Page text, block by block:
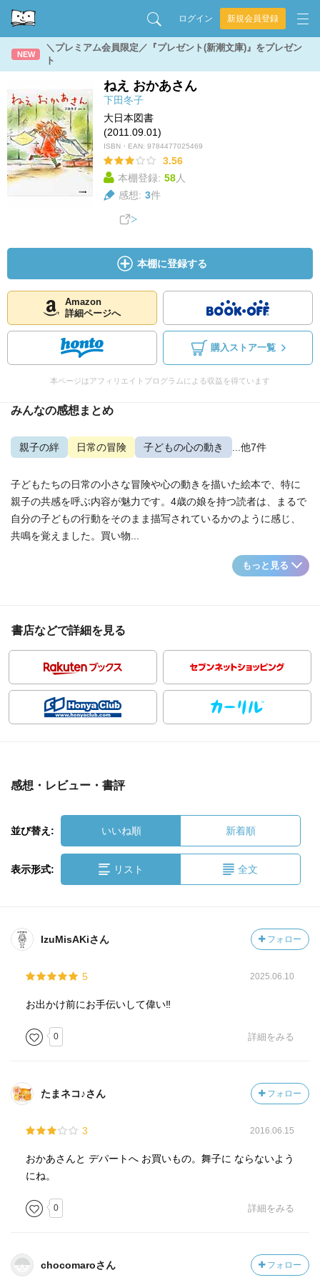
ログイン 新規会員登録
NEW
＼プレミアム会員限定／『プレゼント(新潮文庫)』をプレゼン
ト
ねえ おかあさん
下田冬子
大日本図書
(2011.09.01)
ISBN・EAN: 9784477025469
3.56
本棚登録: 58人
感想: 3件
本棚に登録する
Amazon
詳細ページへ
購入ストア一覧
本ページはアフィリエイトプログラムによる収益を得ています
みんなの感想まとめ
親子の絆 日常の冒険 子どもの心の動き ...他7件
子どもたちの日常の小さな冒険や心の動きを描いた絵本で、特に
親子の共感を呼ぶ内容が魅力です。4歳の娘を持つ読者は、まるで
自分の子どもの行動をそのまま描写されているかのように感じ、
共鳴を覚えました。買い物...
もっと見る
書店などで詳細を見る
感想・レビュー・書評
並び替え: いいね順 新着順
表示形式: リスト 全文
IzuMisAKiさん フォロー
5 2025.06.10
お出かけ前にお手伝いして偉い‼️
0 詳細をみる
たまネコ♪さん フォロー
3 2016.06.15
おかあさんと デパートへ お買いもの。舞子に ならないよう
にね。
0 詳細をみる
chocomaroさん フォロー